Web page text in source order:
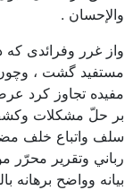
والإحسان .
واز غرر وفرائدى
مستفيد گشت ،
مفيده تجاوز كرد
بر حلّ مشكلات
سلف واتباع خلف
رباني وتقرير
بيانه وواضح برهانه